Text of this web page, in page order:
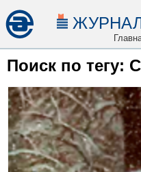
Поиск по тегу: